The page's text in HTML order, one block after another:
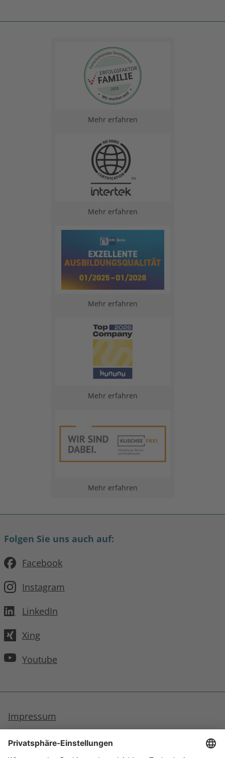
Mehr erfahren
Mehr erfahren
Mehr erfahren
Mehr erfahren
Mehr erfahren
Folgen Sie uns auch auf:
Facebook
Instagram
LinkedIn
Xing
Youtube
Impressum
Datenschutzhinweise